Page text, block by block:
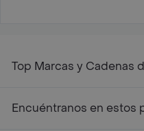
Top Marcas y Cadenas
Encuéntranos en estos